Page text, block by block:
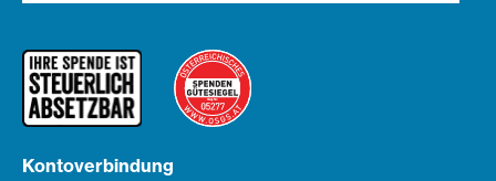
Kontoverbindung